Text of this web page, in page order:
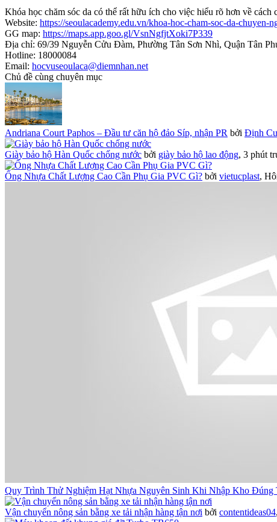
Khóa học chăm sóc da có thể rất hữu ích cho việc hiểu rõ hơn về cách
Website: https://seoulacademy.edu.vn/khoa-hoc-cham-soc-da-chuyen-
GG map: https://maps.app.goo.gl/VsnNgfjtXoki7P339
Địa chỉ: 69/39 Nguyễn Cửu Đàm, Phường Tân Sơn Nhì, Quận Tân
Hotline: 18000084
Email: hocvuseoulaca@diemnhan.net
Chủ đề cùng chuyên mục
Andriana Court Paphos – Đầu tư căn hộ đảo Síp, nhận PR bởi Định
Giày bảo hộ Hàn Quốc chống nước bởi giày bảo hộ lao động, 3 phút
Ống Nhựa Chất Lượng Cao Cần Phụ Gia PVC Gì? bởi vietucplast,
Quy Trình Thử Nghiệm Hạt Nhựa Nguyên Sinh Khi Nhập Kho Đúng
Vận chuyển nông sản bằng xe tải nhận hàng tận nơi bởi contentideas04,